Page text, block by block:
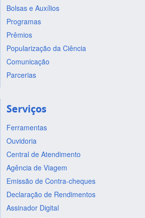
Bolsas e Auxílios
Programas
Prêmios
Popularização da Ciência
Comunicação
Parcerias
Serviços
Ferramentas
Ouvidoria
Central de Atendimento
Agência de Viagem
Emissão de Contra-cheques
Declaração de Rendimentos
Assinador Digital